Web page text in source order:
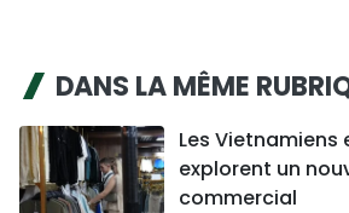
DANS LA MÊME
Les Vietnamiens
explorent un
commercial